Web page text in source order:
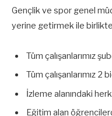
Gençlik ve spor genel
yerine getirmek ile
Tüm çalışanlarımız
Tüm çalışanlarımız 2
İzleme alanındaki
Eğitim alan